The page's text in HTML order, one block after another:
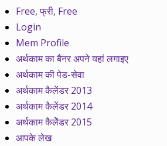
Free, फ्री, Free
Login
Mem Profile
अर्थकाम का बैनर अपने यहां लगाइए
अर्थकाम की पेड-सेवा
अर्थकाम कैलेंडर 2013
अर्थकाम कैलेंडर 2014
अर्थकाम कैलेेंडर 2015
आपके लेख